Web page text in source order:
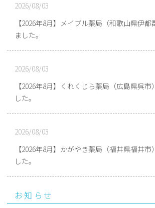
2026/08/03
【2026年8月】メイプル薬局（和歌山県伊
ました。
2026/08/03
【2026年8月】くれくじら薬局（広島県呉
した。
2026/08/03
【2026年8月】かがやき薬局（福井県福井
した。
お知らせ